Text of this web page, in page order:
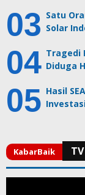
Satu
Solar
Tragedi
Diduga
Hasil